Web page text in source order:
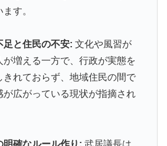
す。
足と住民の不安: 文化や風習が
が増える一方で、行政が実態を
きれておらず、地域住民の間で
が広がっている現状が指摘され